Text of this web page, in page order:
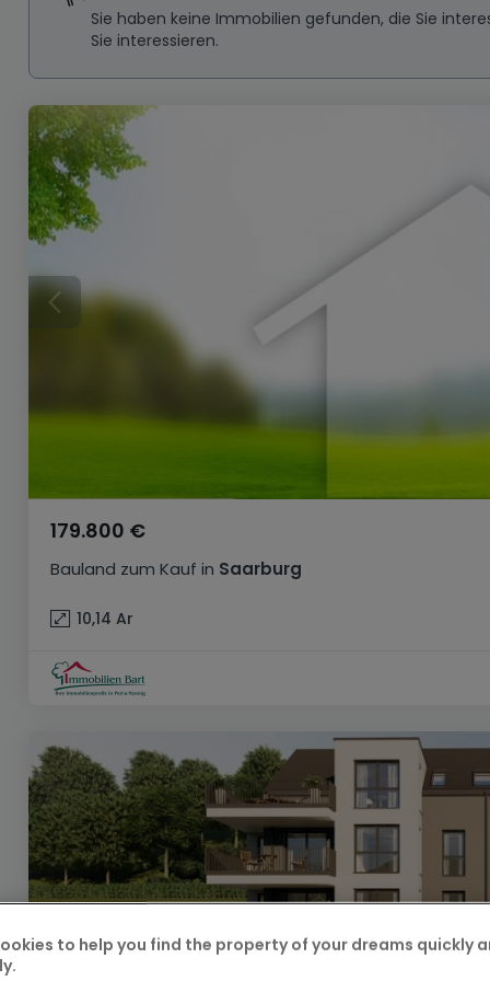
Sie haben keine Immobilien gefunden, die Sie
Sie interessieren.
Bauland zum Kauf in Saarburg
179.800 €
10,14 Ar
to help you find the property of your dreams quickly